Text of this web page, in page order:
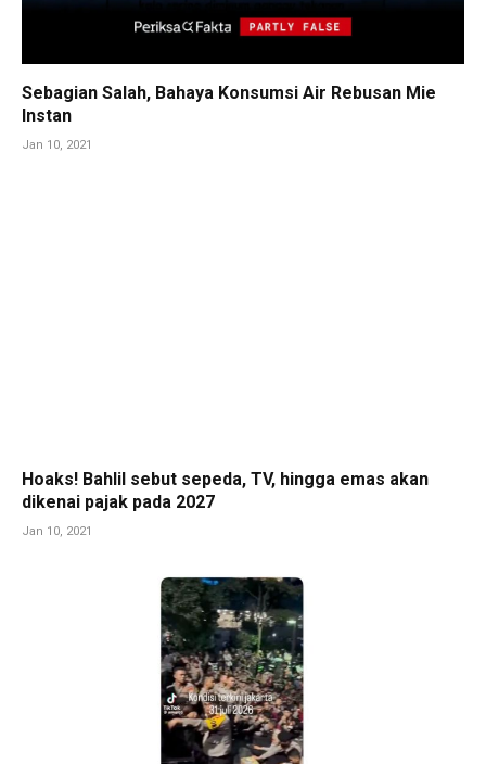
Sebagian Salah, Bahaya Konsumsi Air Rebusan Mie
Instan
Jan 10, 2021
Hoaks! Bahlil sebut sepeda, TV, hingga emas akan
dikenai pajak pada 2027
Jan 10, 2021